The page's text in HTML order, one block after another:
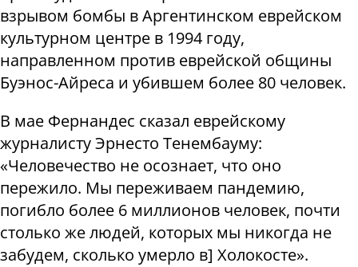
взрывом бомбы в Аргентинском еврейском
культурном центре в 1994 году,
направленном против еврейской общины
Буэнос-Айреса и убившем более 80 человек.
В мае Фернандес сказал еврейскому
журналисту Эрнесто Тенембауму:
«Человечество не осознает, что оно
пережило. Мы переживаем пандемию,
погибло более 6 миллионов человек, почти
столько же людей, которых мы никогда не
забудем, сколько умерло в] Холокосте».